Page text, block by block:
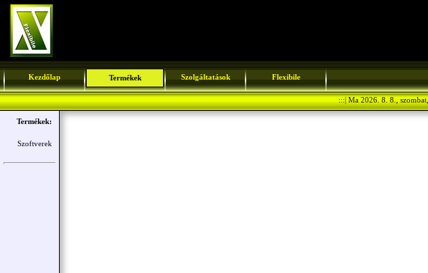
Kezdőlap Termékek Szolgáltatások Flexibile
:::| Ma 2026. 8. 8., szombat,
Termékek:
Szoftverek